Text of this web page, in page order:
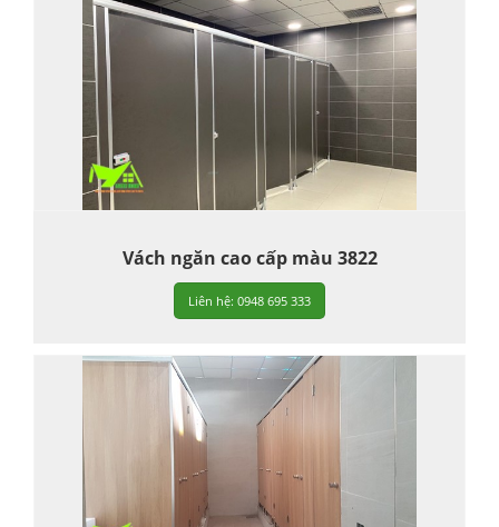
Vách ngăn cao cấp màu 3822
Liên hệ: 0948 695 333